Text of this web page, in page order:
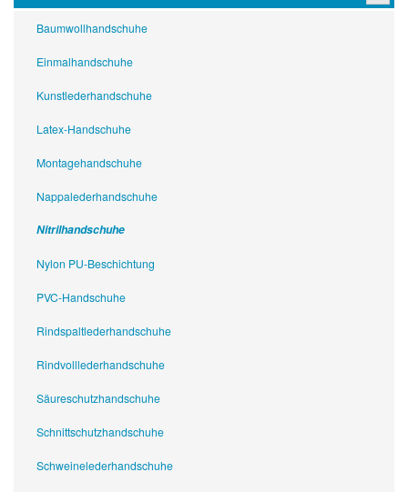
Baumwollhandschuhe
Einmalhandschuhe
Kunstlederhandschuhe
Latex-Handschuhe
Montagehandschuhe
Nappalederhandschuhe
Nitrilhandschuhe
Nylon PU-Beschichtung
PVC-Handschuhe
Rindspaltlederhandschuhe
Rindvolllederhandschuhe
Säureschutzhandschuhe
Schnittschutzhandschuhe
Schweinelederhandschuhe